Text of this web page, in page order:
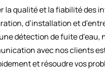
la qualité et la fiabilité des
d’installation et
détection de fuite
avec nos clients
et résoudre vos